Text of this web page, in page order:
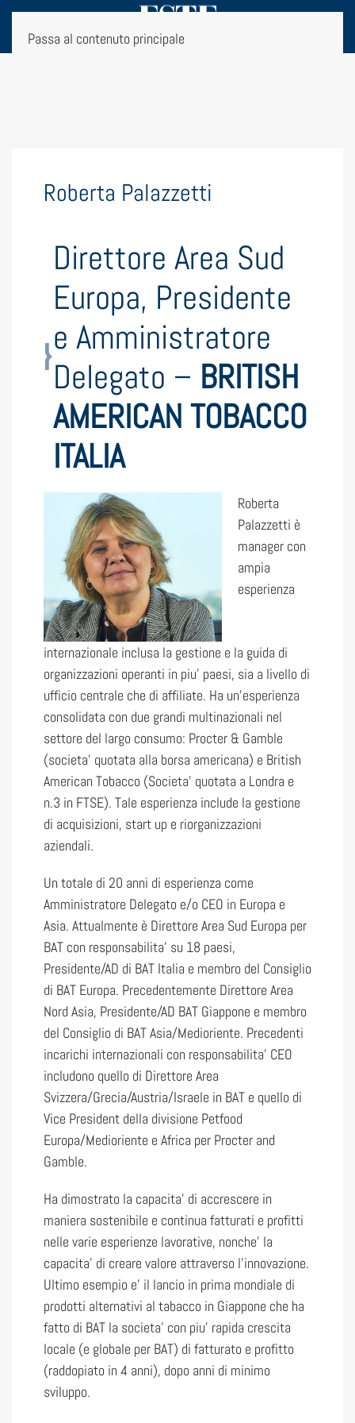
Passa al contenuto principale
Roberta Palazzetti
Direttore Area Sud
Europa, Presidente
e Amministratore
Delegato – BRITISH
AMERICAN TOBACCO
ITALIA
Roberta
Palazzetti è
manager con
ampia
esperienza
internazionale inclusa la gestione e la guida di
organizzazioni operanti in piu’ paesi, sia a livello di
ufficio centrale che di affiliate. Ha un’esperienza
consolidata con due grandi multinazionali nel
settore del largo consumo: Procter & Gamble
(societa’ quotata alla borsa americana) e British
American Tobacco (Societa’ quotata a Londra e
n.3 in FTSE). Tale esperienza include la gestione
di acquisizioni, start up e riorganizzazioni
aziendali.
Un totale di 20 anni di esperienza come
Amministratore Delegato e/o CEO in Europa e
Asia. Attualmente è Direttore Area Sud Europa per
BAT con responsabilita’ su 18 paesi,
Presidente/AD di BAT Italia e membro del Consiglio
di BAT Europa. Precedentemente Direttore Area
Nord Asia, Presidente/AD BAT Giappone e membro
del Consiglio di BAT Asia/Medioriente. Precedenti
incarichi internazionali con responsabilita’ CEO
includono quello di Direttore Area
Svizzera/Grecia/Austria/Israele in BAT e quello di
Vice President della divisione Petfood
Europa/Medioriente e Africa per Procter and
Gamble.
Ha dimostrato la capacita’ di accrescere in
maniera sostenibile e continua fatturati e profitti
nelle varie esperienze lavorative, nonche’ la
capacita’ di creare valore attraverso l’innovazione.
Ultimo esempio e’ il lancio in prima mondiale di
prodotti alternativi al tabacco in Giappone che ha
fatto di BAT la societa’ con piu’ rapida crescita
locale (e globale per BAT) di fatturato e profitto
(raddopiato in 4 anni), dopo anni di minimo
sviluppo.